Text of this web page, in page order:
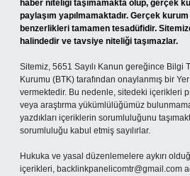
haber niteliği taşımamakta olup, gerçek
paylaşım yapılmamaktadır. Gerçek
benzerlikleri tamamen tesadüfidir.
halindedir ve tavsiye niteliği taşımazlar.
Sitemiz, 5651 Sayılı Kanun gereğince Bilgi
Kurumu (BTK) tarafından onaylanmış bir
vermektedir. Bu nedenle, sitedeki içerikleri
veya araştırma yükümlülüğümüz
yazdıkları içeriklerin sorumluluğunu
sorumluluğu kabul etmiş sayılırlar.
Hukuka ve yasal düzenlemelere aykırı
içerikleri, backlinkpanelicomtr@gmail.com